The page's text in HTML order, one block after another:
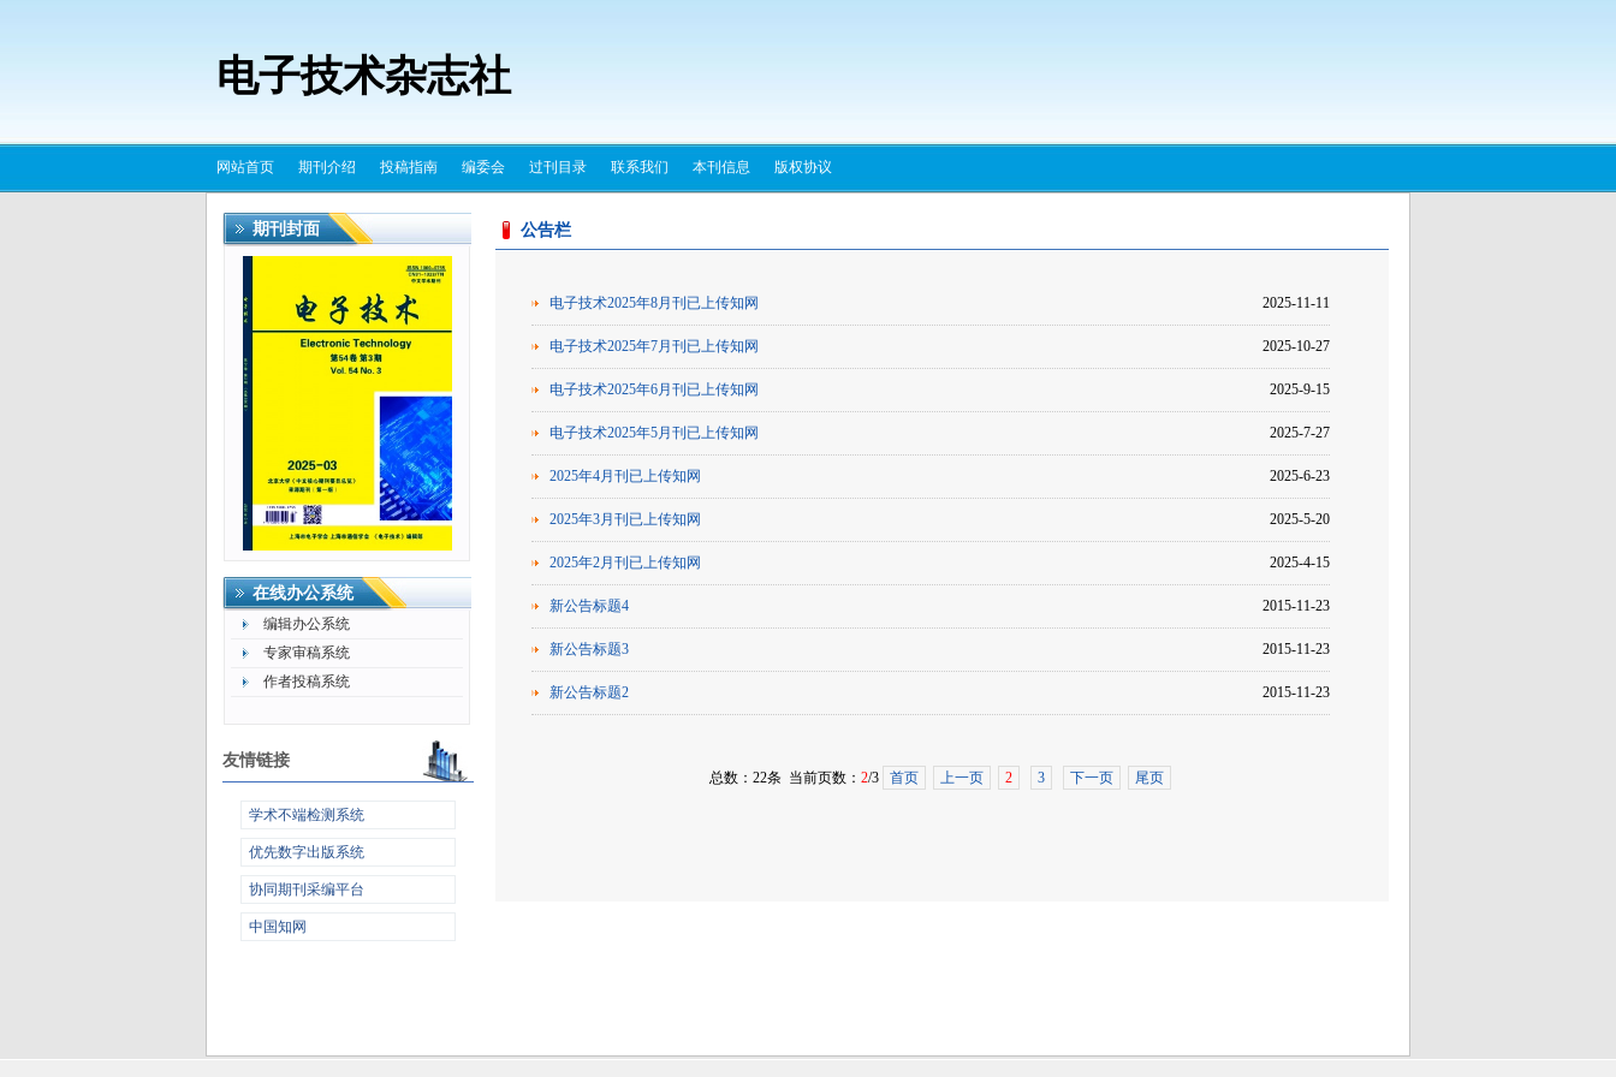
电子技术杂志社
网站首页 期刊介绍 投稿指南 编委会 过刊目录 联系我们 本刊信息 版权协议
期刊封面
在线办公系统
编辑办公系统
专家审稿系统
作者投稿系统
友情链接
学术不端检测系统
优先数字出版系统
协同期刊采编平台
中国知网
公告栏
2025-11-11
电子技术2025年8月刊已上传知网
2025-10-27
电子技术2025年7月刊已上传知网
2025-9-15
电子技术2025年6月刊已上传知网
2025-7-27
电子技术2025年5月刊已上传知网
2025-6-23
2025年4月刊已上传知网
2025-5-20
2025年3月刊已上传知网
2025-4-15
2025年2月刊已上传知网
2015-11-23
新公告标题4
2015-11-23
新公告标题3
2015-11-23
新公告标题2
总数：22条 当前页数： 2/3 首页 上一页 2 3 下一页 尾页